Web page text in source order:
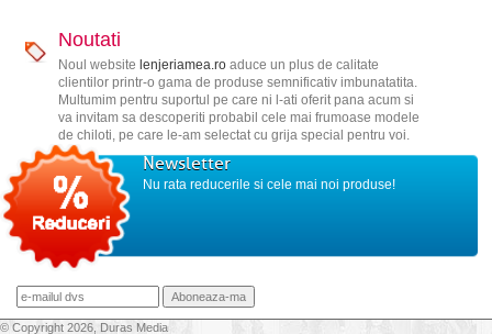
Noutati
Noul website lenjeriamea.roaduce un plus de calitate
clientilor printr-o gama de produse semnificativ imbunatatita.
Multumim pentru suportul pe care ni l-ati oferit pana acum si
va invitam sa descoperiti probabil cele mai frumoase modele
de chiloti, pe care le-am selectat cu grija special pentru voi.
Newsletter
Nu rata reducerile si cele mai noi produse!
© Copyright 2026, Duras Media